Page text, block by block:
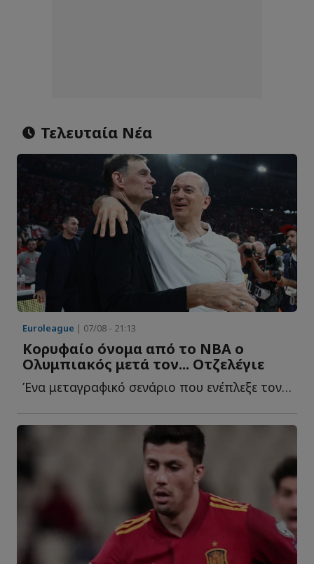
Τελευταία Νέα
Euroleague | 07/08 - 21:13
Κορυφαίο όνομα από το NBA ο
Ολυμπιακός μετά τον... Οτζελέγιε
Ένα μεταγραφικό σενάριο που ενέπλεξε τον Ολυμπιακό κ...